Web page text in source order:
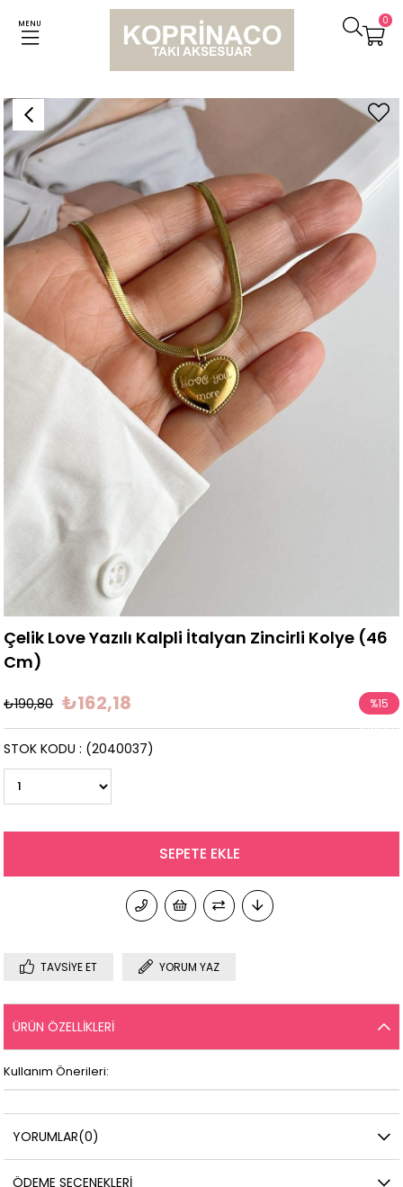
MENU 0
Kolyeler Çelik Love Yazılı Kalpli İtalyan Zincirli Kolye (46 Cm)
Çelik Love Yazılı Kalpli İtalyan Zincirli Kolye (46
Cm)
₺190,80 ₺162,18 %15
İndirim
(2040037)
STOK KODU
TAVSIYE ET YORUM YAZ
ÜRÜN ÖZELLIKLERI
Kullanım Önerileri:
YORUMLAR(0)
ÖDEME SEÇENEKLERI